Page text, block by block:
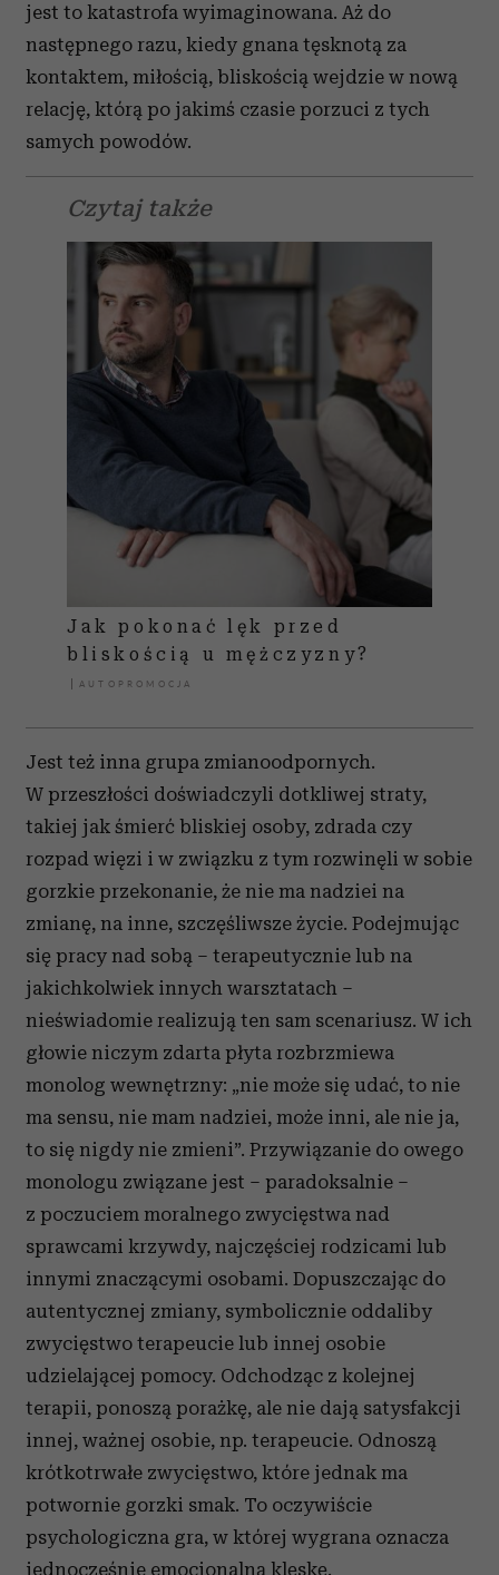
jest to katastrofa wyimaginowana. Aż do
następnego razu, kiedy gnana tęsknotą za
kontaktem, miłością, bliskością wejdzie w nową
relację, którą po jakimś czasie porzuci z tych
samych powodów.
Czytaj także
Jak pokonać lęk przed
bliskością u mężczyzny?
Jest też inna grupa zmianoodpornych.
W przeszłości doświadczyli dotkliwej straty,
takiej jak śmierć bliskiej osoby, zdrada czy
rozpad więzi i w związku z tym rozwinęli w sobie
gorzkie przekonanie, że nie ma nadziei na
zmianę, na inne, szczęśliwsze życie. Podejmując
się pracy nad sobą – terapeutycznie lub na
jakichkolwiek innych warsztatach –
nieświadomie realizują ten sam scenariusz. W ich
głowie niczym zdarta płyta rozbrzmiewa
monolog wewnętrzny: „nie może się udać, to nie
ma sensu, nie mam nadziei, może inni, ale nie ja,
to się nigdy nie zmieni”. Przywiązanie do owego
monologu związane jest – paradoksalnie –
z poczuciem moralnego zwycięstwa nad
sprawcami krzywdy, najczęściej rodzicami lub
innymi znaczącymi osobami. Dopuszczając do
autentycznej zmiany, symbolicznie oddaliby
zwycięstwo terapeucie lub innej osobie
udzielającej pomocy. Odchodząc z kolejnej
terapii, ponoszą porażkę, ale nie dają satysfakcji
innej, ważnej osobie, np. terapeucie. Odnoszą
krótkotrwałe zwycięstwo, które jednak ma
potwornie gorzki smak. To oczywiście
psychologiczna gra, w której wygrana oznacza
jednocześnie emocjonalną klęskę.